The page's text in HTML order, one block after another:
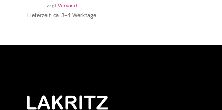
zzgl.Versand
Lieferzeit: ca. 3-4 Werktage